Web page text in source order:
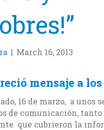
| March 16, 2013
mensaje a
16 de marzo, a
de comunicación, tanto
que cubrieron la